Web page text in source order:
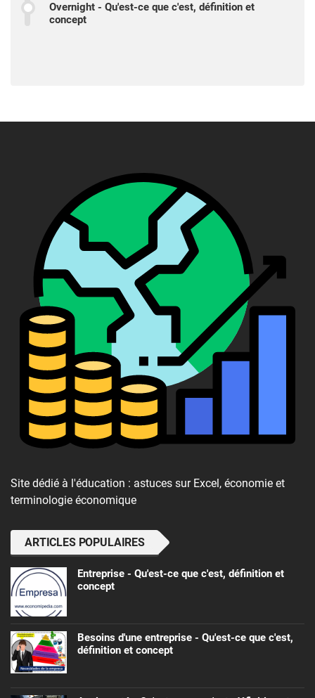
Overnight - Qu'est-ce que c'est, définition et
concept
Site dédié à l'éducation : astuces sur Excel, économie et
terminologie économique
ARTICLES POPULAIRES
Entreprise - Qu'est-ce que c'est, définition et
concept
Besoins d'une entreprise - Qu'est-ce que c'est,
définition et concept